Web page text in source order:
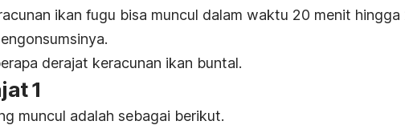
ikan fugu bisa muncul dalam waktu 20 menit hingga
derajat keracunan ikan buntal.
1
muncul adalah sebagai berikut.